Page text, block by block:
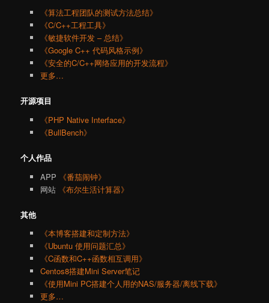
《算法工程团队的测试方法总结》
《C/C++工程工具》
《敏捷软件开发 – 总结》
《Google C++ 代码风格示例》
《安全的C/C++网络应用的开发流程》
更多…
开源项目
《PHP Native Interface》
《BullBench》
个人作品
APP
《番茄闹钟》
网站 《布尔生活计算器》
其他
《本博客搭建和定制方法》
《Ubuntu 使用问题汇总》
《C函数和C++函数相互调用》
Centos8搭建Mini Server笔记
《使用Mini PC搭建个人用的NAS/服务器/离线下载》
更多…